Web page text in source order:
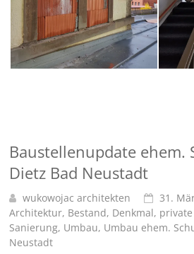
Baustellenupdate ehem.
Dietz Bad Neustadt
wukowojac architekten
31.
Architektur, Bestand, Denkmal,
Sanierung, Umbau, Umbau ehem.
Neustadt